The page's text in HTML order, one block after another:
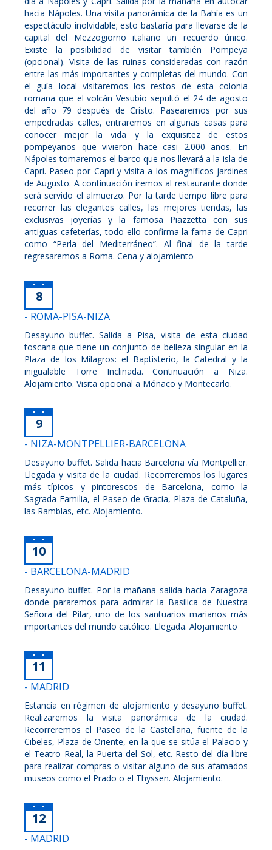
hacia Nápoles. Una visita panorámica de la Bahía es un
espectáculo inolvidable; esto bastaría para llevarse de la
capital del Mezzogiorno italiano un recuerdo único.
Existe la posibilidad de visitar también Pompeya
(opcional). Visita de las ruinas consideradas con razón
entre las más importantes y completas del mundo. Con
el guía local visitaremos los restos de esta colonia
romana que el volcán Vesubio sepultó el 24 de agosto
del año 79 después de Cristo. Pasearemos por sus
empedradas calles, entraremos en algunas casas para
conocer mejor la vida y la exquisitez de estos
pompeyanos que vivieron hace casi 2.000 años. En
Nápoles tomaremos el barco que nos llevará a la isla de
Capri. Paseo por Capri y visita a los magníficos jardines
de Augusto. A continuación iremos al restaurante donde
será servido el almuerzo. Por la tarde tiempo libre para
recorrer las elegantes calles, las mejores tiendas, las
exclusivas joyerías y la famosa Piazzetta con sus
antiguas cafeterías, todo ello confirma la fama de Capri
como “Perla del Mediterráneo”. Al final de la tarde
regresaremos a Roma. Cena y alojamiento
8
- ROMA-PISA-NIZA
Desayuno buffet. Salida a Pisa, visita de esta ciudad
toscana que tiene un conjunto de belleza singular en la
Plaza de los Milagros: el Baptisterio, la Catedral y la
inigualable Torre Inclinada. Continuación a Niza.
Alojamiento. Visita opcional a Mónaco y Montecarlo.
9
- NIZA-MONTPELLIER-BARCELONA
Desayuno buffet. Salida hacia Barcelona vía Montpellier.
Llegada y visita de la ciudad. Recorreremos los lugares
más típicos y pintorescos de Barcelona, como la
Sagrada Familia, el Paseo de Gracia, Plaza de Cataluña,
las Ramblas, etc. Alojamiento.
10
- BARCELONA-MADRID
Desayuno buffet. Por la mañana salida hacia Zaragoza
donde pararemos para admirar la Basilica de Nuestra
Señora del Pilar, uno de los santuarios marianos más
importantes del mundo católico. Llegada. Alojamiento
11
- MADRID
Estancia en régimen de alojamiento y desayuno buffet.
Realizaremos la visita panorámica de la ciudad.
Recorreremos el Paseo de la Castellana, fuente de la
Cibeles, Plaza de Oriente, en la que se sitúa el Palacio y
el Teatro Real, la Puerta del Sol, etc. Resto del día libre
para realizar compras o visitar alguno de sus afamados
museos como el Prado o el Thyssen. Alojamiento.
12
- MADRID